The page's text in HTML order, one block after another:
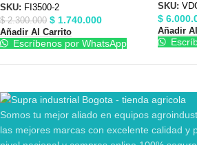
SKU: FI3500-2
$2.300.000 $ 1.740.000
Añadir Al Carrito
Escríbenos por WhatsApp
SKU:
$
Añadir
Somos tu mejor aliado en equipos
las mejores marcas con excelente calidad y